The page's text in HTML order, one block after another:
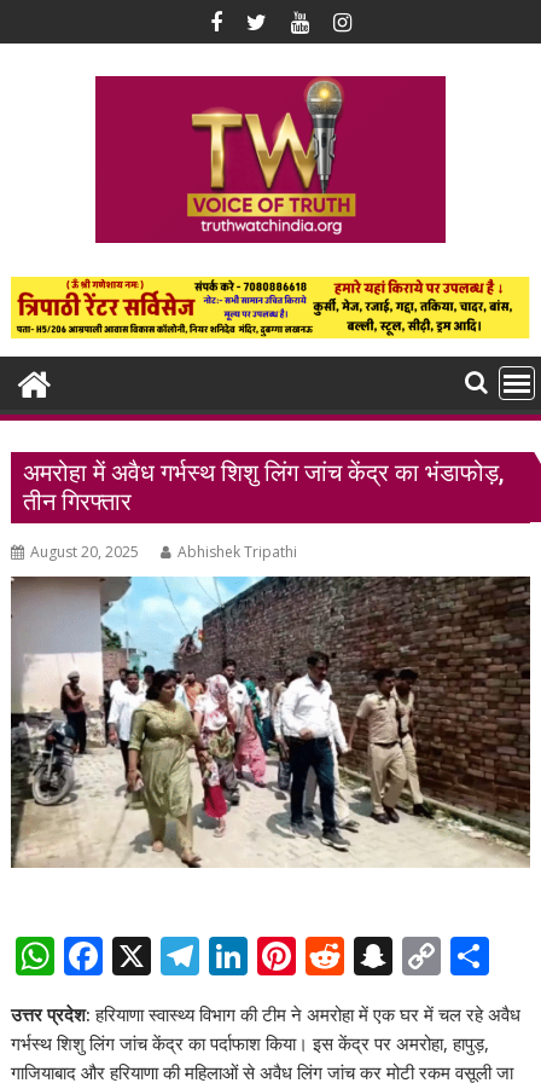
to
अमरोहा में अवैध गर्भस्थ शिशु लिंग जांच केंद्र का भंडाफोड़,
तीन गिरफ्तार
August 20, 2025 Abhishek Tripathi
W
h
at
s
F
ac
e
b
X T
el
e
gr
Li
n
k
e
Pi
nt
er
e
R
e
d
di
S
n
a
p
C
o
p
y
h
ar
e
उत्तर प्रदेश: हरियाणा स्वास्थ्य विभाग की टीम ने अमरोहा में एक घर में चल रहे अवैध
गर्भस्थ शिशु लिंग जांच केंद्र का पर्दाफाश किया। इस केंद्र पर अमरोहा, हापुड़,
गाजियाबाद और हरियाणा की महिलाओं से अवैध लिंग जांच कर मोटी रकम वसूली जा